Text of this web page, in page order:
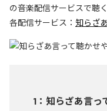
の音楽配信サービスで聴
各配信サービス： 知らざ
1 ： 知らざあ言っ